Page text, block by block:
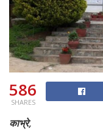
586
SHARES
काभ्रे,